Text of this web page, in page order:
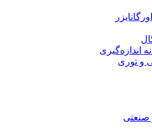
اندازه‌گیری
و توری
صنعتی